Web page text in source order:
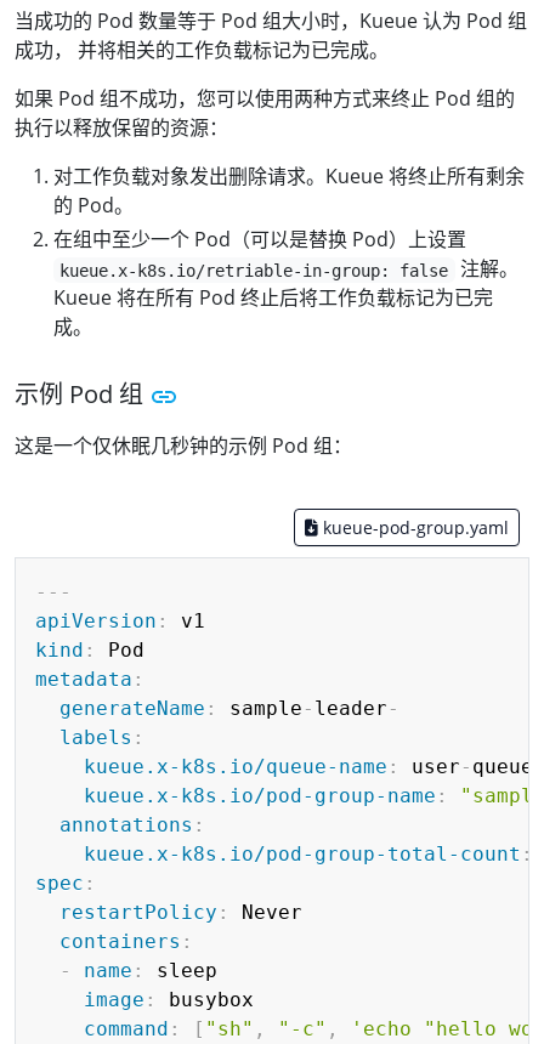
当成功的 Pod 数量等于 Pod 组大小时，Kueue 认为 Pod 组
成功， 并将相关的工作负载标记为已完成。
如果 Pod 组不成功，您可以使用两种方式来终止 Pod 组的
执行以释放保留的资源：
对工作负载对象发出删除请求。Kueue 将终止所有剩余
的 Pod。
在组中至少一个 Pod（可以是替换 Pod）上设置
kueue.x-k8s.io/retriable-in-group: false
注解。
Kueue 将在所有 Pod 终止后将工作负载标记为已完
成。
示例 Pod 组
这是一个仅休眠几秒钟的示例 Pod 组：
kueue-pod-group.yaml
---
apiVersion :
kind :
metadata :
generateName : sample - leader -
labels :
kueue.x-k8s.io/queue-name : user - queue
kueue.x-k8s.io/pod-group-name :
annotations :
kueue.x-k8s.io/pod-group-total-count :
spec :
restartPolicy :
Never
containers :
-
name :
sleep
image :
busybox
command : [ "sh" , "-c" ,
'echo "hello